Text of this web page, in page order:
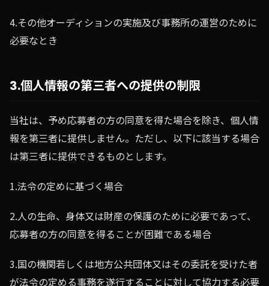
4.その他オーディションの実施及び事務所の運営のために
必要なとき
3.個人情報の第三者への提供の制限
当社は、予め応募者の方の同意を得た場合を除き、個人情
報を第三者に提供しません。ただし、以下に該当する場合
は第三者に提供できるものとします。
1.法令の定めに基づく場合
2.人の生命、身体又は財産の保護のために必要であって、
応募者の方の同意を得ることが困難である場合
3.国の機関若しくは地方公共団体又はその委託を受けた者
が法令の定める事務を遂行することに対して協力する必要